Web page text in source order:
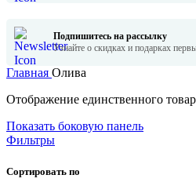
Подпишитесь на рассылку
Узнайте о скидках и подарках
Главная Олива
Отображение единственного
Показать боковую панель
Фильтры
Сортировать по